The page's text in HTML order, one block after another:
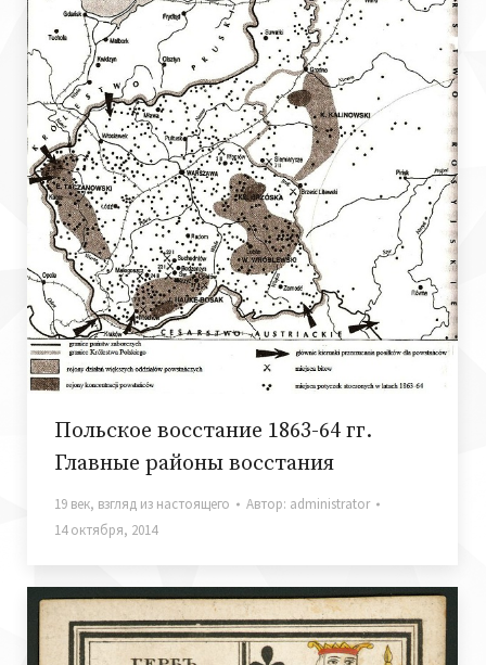
Польское восстание 1863-64 гг.
Главные районы восстания
19 век, взгляд из настоящего Автор: administrator
14 октября, 2014